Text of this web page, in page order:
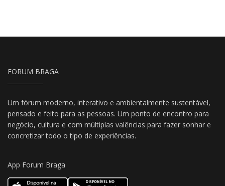
FORUM BRAGA
Um fórum moderno, interativo e ambientalmente sustentável,
pensado e feito para as pessoas. Um ponto de encontro para
negócio, cultura e com múltiplas valências para fazer sonhar e
concretizar todo o tipo de experiências.
App Forum Braga